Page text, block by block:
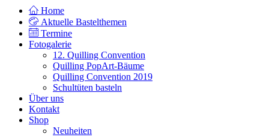
Home
Aktuelle Bastelthemen
Termine
Fotogalerie
12. Quilling Convention
Quilling PopArt-Bäume
Quilling Convention 2019
Schultüten basteln
Über uns
Kontakt
Shop
Neuheiten